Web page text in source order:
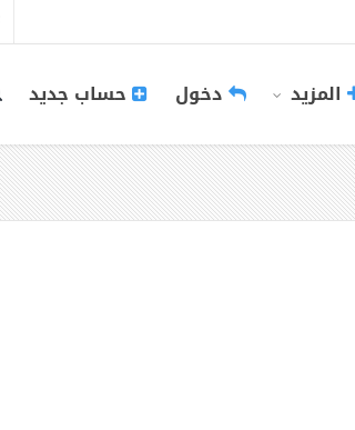
المزيد دخول حساب جديد